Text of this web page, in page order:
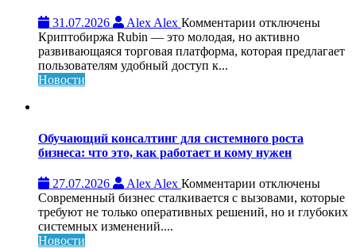
31.07.2026 Alex Alex Комментарии к
записи
Криптобиржа
платформы
отключены
Криптобиржа Rubin — это молодая, но активно
развивающаяся торговая платформа, которая предлагает
пользователям удобный доступ к...
Новости
Обучающий консалтинг для системного роста
бизнеса: что это, как работает и кому нужен
27.07.2026 Alex Alex Комментарии к
записи
Обучающий
отключены
Современный бизнес сталкивается с вызовами, которые
требуют не только оперативных решений, но и глубоких
системных изменений....
Новости